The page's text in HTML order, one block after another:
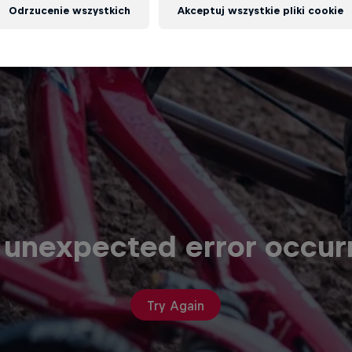
error
Try Again
Odrzucenie wszystkich Akceptuj wszystkie pliki cookie